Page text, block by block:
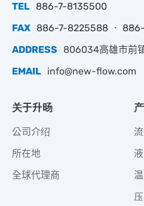
TEL 886-7-8135500
FAX 886-7-8225588 ‧
ADDRESS
806034高雄市前
EMAIL info@new-flow.com
关于升旸
公司介绍
所在地
全球代理商